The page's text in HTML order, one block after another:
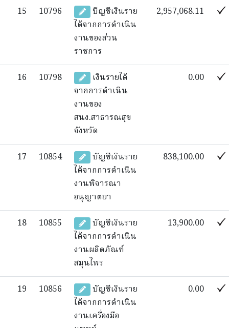
15 10796
บีญชีเงินราย
ได้จากการดำเนิน
งานของส่วน
ราชการ
2,957,068.11
16 10798
เงินรายได้
จากการดำเนิน
งานของ
สนง.สาธารณสุข
จังหวัด
0.00
17 10854
บัญชีเงินราย
ได้จากการดำเนิน
งานพิจารณา
อนุญาตยา
838,100.00
18 10855
บัญชีเงินราย
ได้จากการดำเนิน
งานผลิตภัณฑ์
สมุนไพร
13,900.00
19 10856
บัญชีเงินราย
ได้จากการดำเนิน
งานเครื่องมือ
0.00